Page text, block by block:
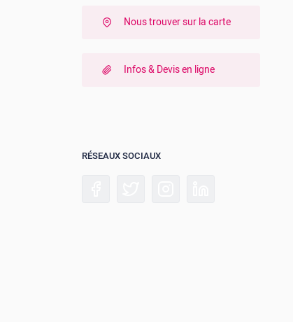
Nous trouver sur la carte
Infos & Devis en ligne
RÉSEAUX SOCIAUX